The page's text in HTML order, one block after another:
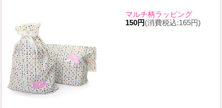
マルチ柄ラッピング
150円(消費税込:165円)